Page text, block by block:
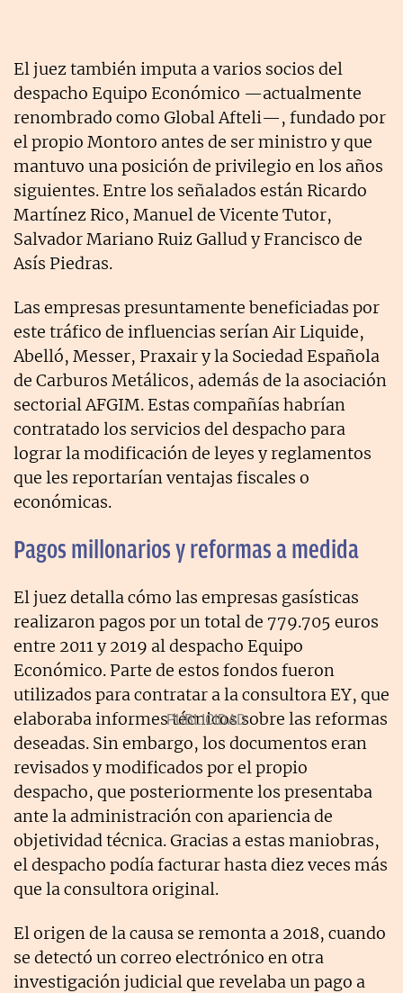
El juez también imputa a varios socios del
despacho Equipo Económico —actualmente
renombrado como Global Afteli—, fundado por
el propio Montoro antes de ser ministro y que
mantuvo una posición de privilegio en los años
siguientes. Entre los señalados están Ricardo
Martínez Rico, Manuel de Vicente Tutor,
Salvador Mariano Ruiz Gallud y Francisco de
Asís Piedras.
Las empresas presuntamente beneficiadas por
este tráfico de influencias serían Air Liquide,
Abelló, Messer, Praxair y la Sociedad Española
de Carburos Metálicos, además de la asociación
sectorial AFGIM. Estas compañías habrían
contratado los servicios del despacho para
lograr la modificación de leyes y reglamentos
que les reportarían ventajas fiscales o
económicas.
Pagos millonarios y reformas a medida
El juez detalla cómo las empresas gasísticas
realizaron pagos por un total de 779.705 euros
entre 2011 y 2019 al despacho Equipo
Económico. Parte de estos fondos fueron
utilizados para contratar a la consultora EY, que
elaboraba informes técnicos sobre las reformas
deseadas. Sin embargo, los documentos eran
revisados y modificados por el propio
despacho, que posteriormente los presentaba
ante la administración con apariencia de
objetividad técnica. Gracias a estas maniobras,
el despacho podía facturar hasta diez veces más
que la consultora original.
El origen de la causa se remonta a 2018, cuando
se detectó un correo electrónico en otra
investigación judicial que revelaba un pago a